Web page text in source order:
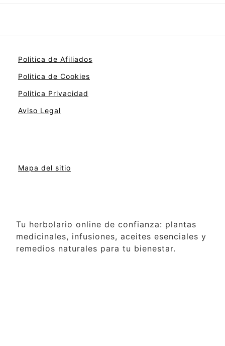
Politica de Afiliados
Politica de Cookies
Politica Privacidad
Aviso Legal
Mapa del sitio
Tu herbolario online de confianza: plantas
medicinales, infusiones, aceites esenciales y
remedios naturales para tu bienestar.